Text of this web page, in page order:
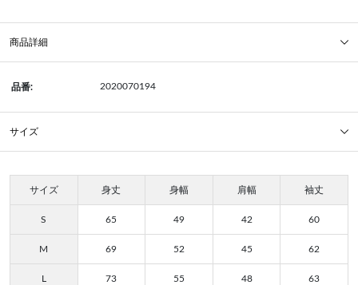
商品詳細
品番: 2020070194
サイズ
サイズ 身丈 身幅 肩幅 袖丈
S 65 49 42 60
M 69 52 45 62
L 73 55 48 63